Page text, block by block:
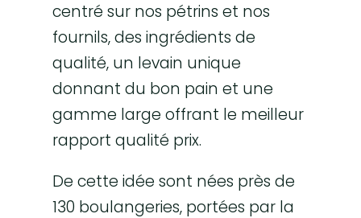
centré sur nos pétrins et nos
fournils, des ingrédients de
qualité, un levain unique
donnant du bon pain et une
gamme large offrant le meilleur
rapport qualité prix.
De cette idée sont nées près de
130 boulangeries, portées par la